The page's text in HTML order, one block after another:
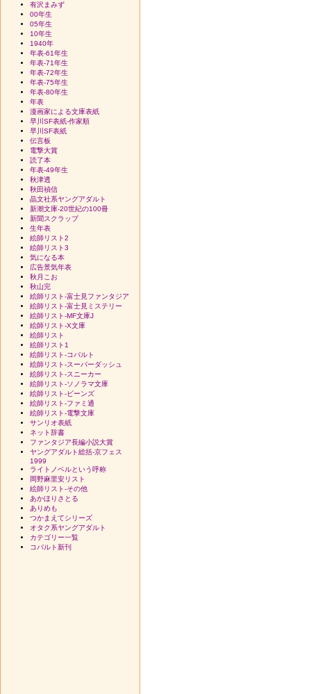
有沢まみず
00年生
05年生
10年生
1940年
年表-61年生
年表-71年生
年表-72年生
年表-75年生
年表-80年生
年表
漫画家による文庫表紙
早川SF表紙-作家順
早川SF表紙
伝言板
電撃大賞
読了本
年表-49年生
秋津透
秋田禎信
晶文社系ヤングアダルト
新潮文庫-20世紀の100冊
新聞スクラップ
生年表
絵師リスト2
絵師リスト3
気になる本
広告景気年表
秋月こお
秋山完
絵師リスト-富士見ファンタジア
絵師リスト-富士見ミステリー
絵師リスト-MF文庫J
絵師リスト-X文庫
絵師リスト
絵師リスト1
絵師リスト-コバルト
絵師リスト-スーパーダッシュ
絵師リスト-スニーカー
絵師リスト-ソノラマ文庫
絵師リスト-ビーンズ
絵師リスト-ファミ通
絵師リスト-電撃文庫
サンリオ表紙
ネット辞書
ファンタジア長編小説大賞
ヤングアダルト総括-京フェス
1999
ライトノベルという呼称
岡野麻里安リスト
絵師リスト-その他
あかほりさとる
ありめも
つかまえてシリーズ
オタク系ヤングアダルト
カテゴリー一覧
コバルト新刊